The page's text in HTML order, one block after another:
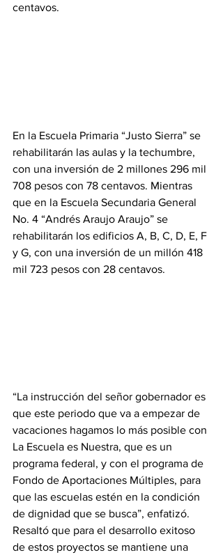
centavos.
En la Escuela Primaria “Justo Sierra” se
rehabilitarán las aulas y la techumbre,
con una inversión de 2 millones 296 mil
708 pesos con 78 centavos. Mientras
que en la Escuela Secundaria General
No. 4 “Andrés Araujo Araujo” se
rehabilitarán los edificios A, B, C, D, E, F
y G, con una inversión de un millón 418
mil 723 pesos con 28 centavos.
“La instrucción del señor gobernador es
que este periodo que va a empezar de
vacaciones hagamos lo más posible con
La Escuela es Nuestra, que es un
programa federal, y con el programa de
Fondo de Aportaciones Múltiples, para
que las escuelas estén en la condición
de dignidad que se busca”, enfatizó.
Resaltó que para el desarrollo exitoso
de estos proyectos se mantiene una